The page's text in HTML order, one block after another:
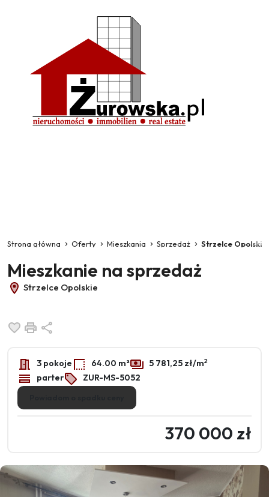
Strona główna Oferty Mieszkania Sprzedaż Strzelce Opolskie
Mieszkanie na sprzedaż
Strzelce Opolskie
Dodaj do ulubionych
Drukuj
3 pokoje 64.00 m² 5 781,25 zł/m2
parter ZUR-MS-5052
370 000 zł